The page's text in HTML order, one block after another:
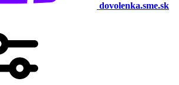
dovolenka.sme.sk